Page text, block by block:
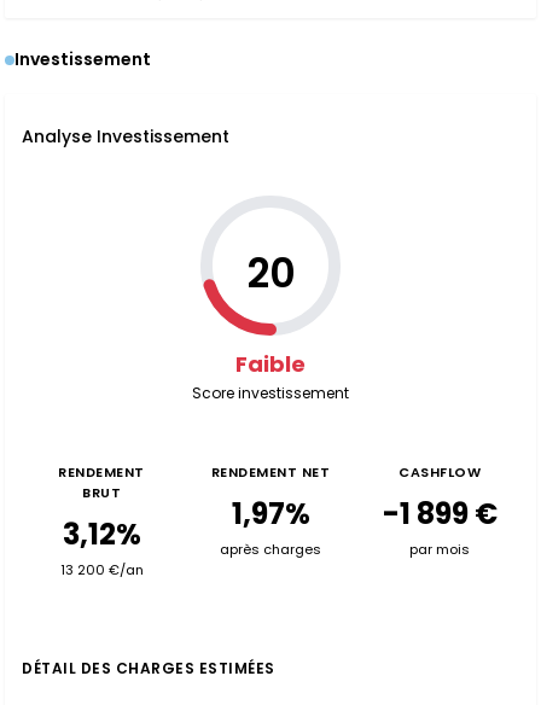
Investissement
Analyse Investissement
20
Faible
Score investissement
RENDEMENT
BRUT
3,12%
13 200 €/an
RENDEMENT NET
1,97%
après charges
CASHFLOW
-1 899 €
par mois
DÉTAIL DES CHARGES ESTIMÉES